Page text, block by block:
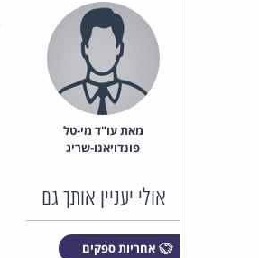
מאת‏ עו"ד מי-טל
פונדויאנו-שריג
אולי יעניין אותך גם
אחריות ספקים